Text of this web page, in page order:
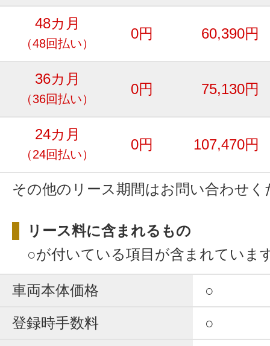
48カ月
（48回払い）
0円 60,390円
36カ月
（36回払い）
0円 75,130円
24カ月
（24回払い）
0円 107,470円
その他のリース期間はお問い合わせく
リース料に含まれるもの
○が付いている項目が含まれていま
車両本体価格
○
登録時手数料
○